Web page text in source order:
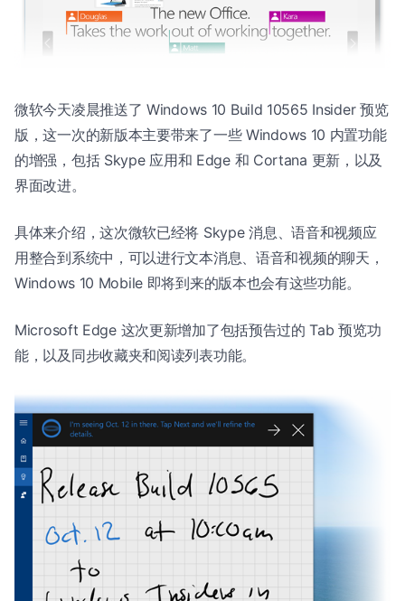
微软今天凌晨推送了 Windows 10 Build 10565 Insider 预览
版，这一次的新版本主要带来了一些 Windows 10 内置功能
的增强，包括 Skype 应用和 Edge 和 Cortana 更新，以及
界面改进。
具体来介绍，这次微软已经将 Skype 消息、语音和视频应
用整合到系统中，可以进行文本消息、语音和视频的聊天，
Windows 10 Mobile 即将到来的版本也会有这些功能。
Microsoft Edge 这次更新增加了包括预告过的 Tab 预览功
能，以及同步收藏夹和阅读列表功能。